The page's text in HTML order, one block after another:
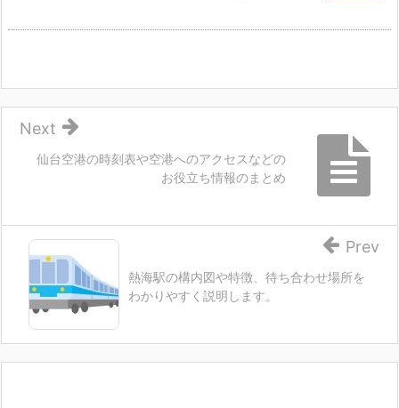
仙台空港の時刻表や空港へのアクセスなどの
お役立ち情報のまとめ
Next
熱海駅の構内図や特徴、待ち合わせ場所を
わかりやすく説明します。
Prev